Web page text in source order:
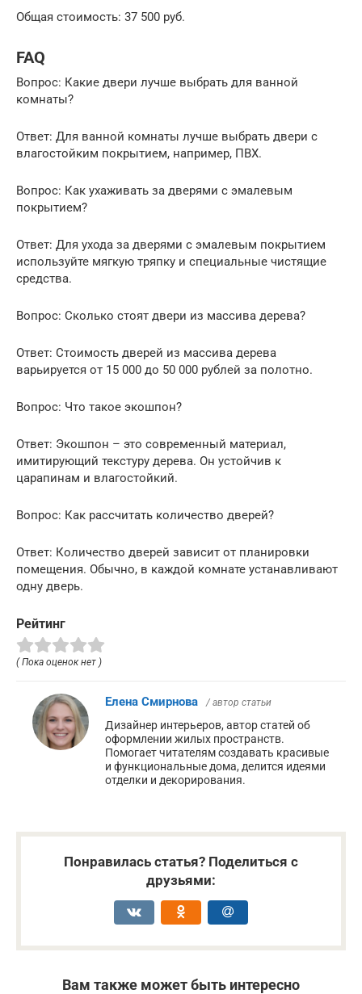
Общая стоимость: 37 500 руб.
FAQ
Вопрос: Какие двери лучше выбрать для ванной
комнаты?
Ответ: Для ванной комнаты лучше выбрать двери с
влагостойким покрытием, например, ПВХ.
Вопрос: Как ухаживать за дверями с эмалевым
покрытием?
Ответ: Для ухода за дверями с эмалевым покрытием
используйте мягкую тряпку и специальные чистящие
средства.
Вопрос: Сколько стоят двери из массива дерева?
Ответ: Стоимость дверей из массива дерева
варьируется от 15 000 до 50 000 рублей за полотно.
Вопрос: Что такое экошпон?
Ответ: Экошпон – это современный материал,
имитирующий текстуру дерева. Он устойчив к
царапинам и влагостойкий.
Вопрос: Как рассчитать количество дверей?
Ответ: Количество дверей зависит от планировки
помещения. Обычно, в каждой комнате устанавливают
одну дверь.
Рейтинг
( Пока оценок нет )
Елена Смирнова / автор статьи
Дизайнер интерьеров, автор статей об
оформлении жилых пространств.
Помогает читателям создавать красивые
и функциональные дома, делится идеями
отделки и декорирования.
Понравилась статья? Поделиться с
друзьями:
Вам также может быть интересно